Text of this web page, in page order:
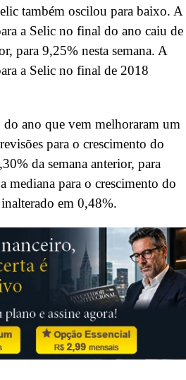
também oscilou para baixo. A
a Selic no final do ano caiu de
para 9,25% nesta semana. A
a Selic no final de 2018
ano que vem melhoraram um
para o crescimento do
da semana anterior, para
mediana para o crescimento do
em 0,48%.